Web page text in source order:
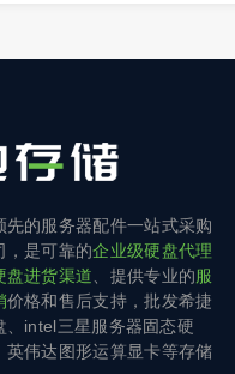
先的服务器配件一站式采购
，是可靠的企业级硬盘代理
盘进货渠道、提供专业的服
价格和售后支持，批发希捷
、intel三星服务器固态硬
英伟达图形运算显卡等存储